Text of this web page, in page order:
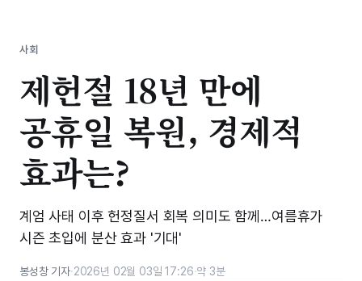
사회
제헌절 18년 만에
공휴일 복원, 경제적
효과는?
계엄 사태 이후 헌정질서 회복 의미도 함께…여름휴가
시즌 초입에 분산 효과 '기대'
봉성창 기자·2026년 02월 03일 17:26·약 3분